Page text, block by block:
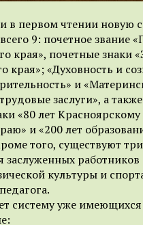
в первом чтении новую
9: почетное звание
края», почетные знаки
края»; «Духовность и
и
заслуги», а также
«80 лет
и «200 лет
того, существуют три
заслуженных работников
культуры и
систему уже